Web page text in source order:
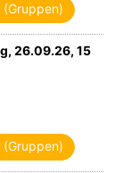
26.09.26, 15